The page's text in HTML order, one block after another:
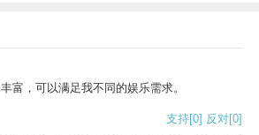
富，可以满足我不同的娱乐需求。
支持[0] 反对[0]